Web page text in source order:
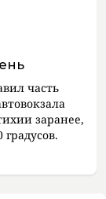
часть
заранее,